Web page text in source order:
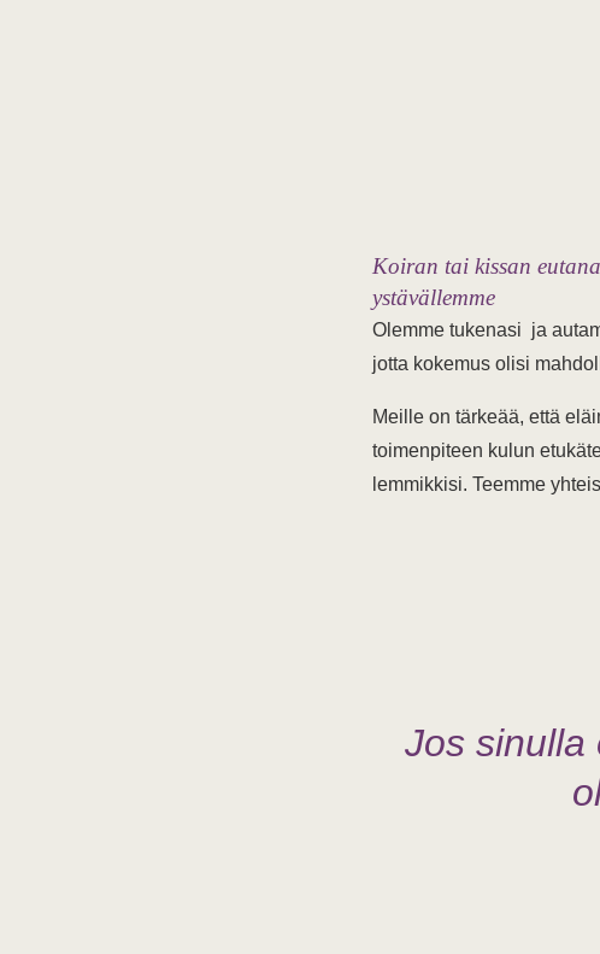
Koiran tai kissan
ystävällemme
Olemme tukenasi ja
jotta kokemus olisi
Meille on tärkeää, että
toimenpiteen kulun
lemmikkisi. Teemme
Jos sinulla